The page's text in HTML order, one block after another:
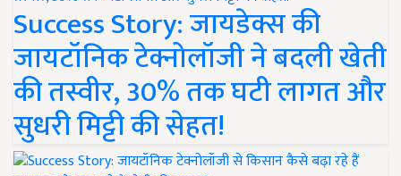
Success Story: जायडेक्स की
जायटॉनिक टेक्नोलॉजी ने बदली खेती
की तस्वीर, 30% तक घटी लागत और
सुधरी मिट्टी की सेहत!